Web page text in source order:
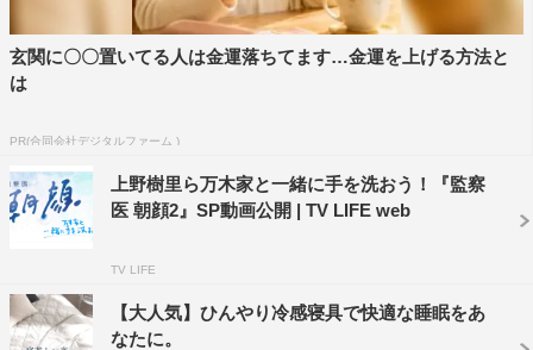
上野樹里 監察医 朝顔
玄関に〇〇置いてる人は金運落ちてます…金運を上げる方法と
は
PR(合同会社デジタルファーム )
上野樹里ら万木家と一緒に手を洗おう！『監察
医 朝顔2』SP動画公開 | TV LIFE web
TV LIFE
【大人気】ひんやり冷感寝具で快適な睡眠をあ
なたに。